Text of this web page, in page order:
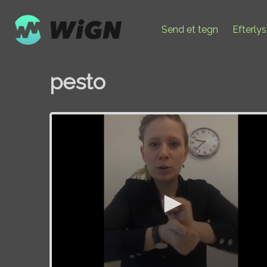
Send et tegn
pesto